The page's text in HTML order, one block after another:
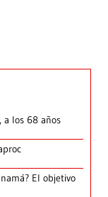
a los 68 años
El objetivo